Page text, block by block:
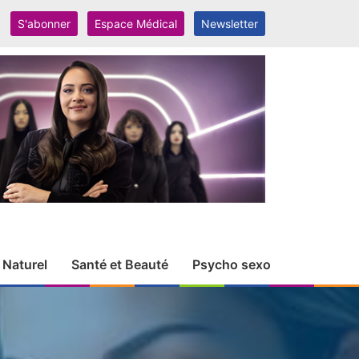
S'abonner Espace Médical Newsletter
Santé et Beauté Psycho sexo